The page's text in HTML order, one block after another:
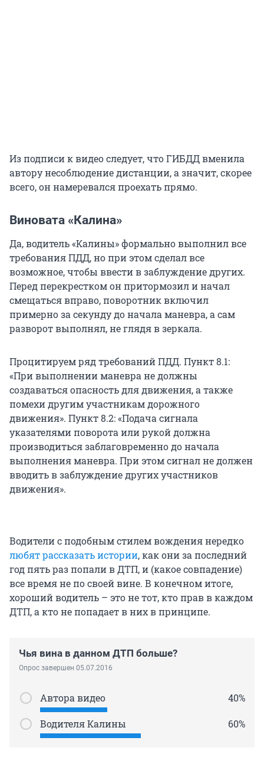
Из подписи к видео следует, что ГИБДД вменила
автору несоблюдение дистанции, а значит, скорее
всего, он намеревался проехать прямо.
Виновата «Калина»
Да, водитель «Калины» формально выполнил все
требования ПДД, но при этом сделал все
возможное, чтобы ввести в заблуждение других.
Перед перекрестком он притормозил и начал
смещаться вправо, поворотник включил
примерно за секунду до начала маневра, а сам
разворот выполнял, не глядя в зеркала.
Процитируем ряд требований ПДД. Пункт 8.1:
«При выполнении маневра не должны
создаваться опасность для движения, а также
помехи другим участникам дорожного
движения». Пункт 8.2: «Подача сигнала
указателями поворота или рукой должна
производиться заблаговременно до начала
выполнения маневра. При этом сигнал не должен
вводить в заблуждение других участников
движения».
Водители с подобным стилем вождения нередко
любят рассказать истории, как они за последний
год пять раз попали в ДТП, и (какое совпадение)
все время не по своей вине. В конечном итоге,
хороший водитель – это не тот, кто прав в каждом
ДТП, а кто не попадает в них в принципе.
Чья вина в данном ДТП больше?
Опрос завершен 05.07.2016
Автора видео 40%
Водителя Калины 60%